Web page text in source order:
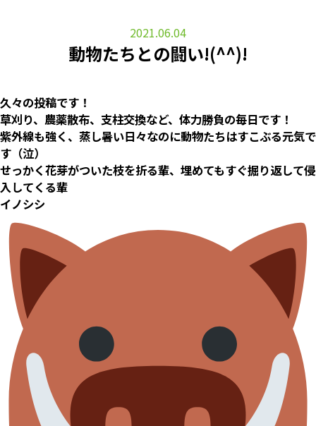
2021.06.04
動物たちとの闘い!(^^)!
久々の投稿です！
草刈り、農薬散布、支柱交換など、体力勝負の毎日です！
紫外線も強く、蒸し暑い日々なのに動物たちはすこぶる元気で
す（泣）
せっかく花芽がついた枝を折る輩、埋めてもすぐ掘り返して侵
入してくる輩
イノシシ